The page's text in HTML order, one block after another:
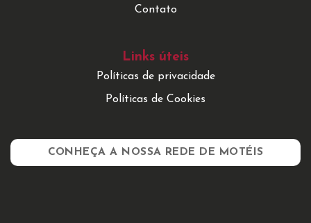
Contato
Links úteis
Políticas de privacidade
Políticas de Cookies
CONHEÇA A NOSSA REDE DE MOTÉIS